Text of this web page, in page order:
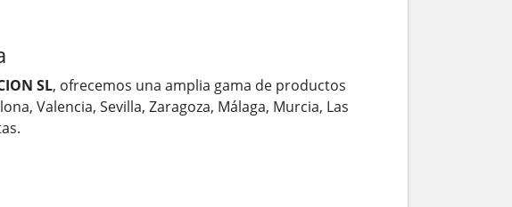
SL, ofrecemos una amplia gama de productos
Valencia, Sevilla, Zaragoza, Málaga, Murcia, Las